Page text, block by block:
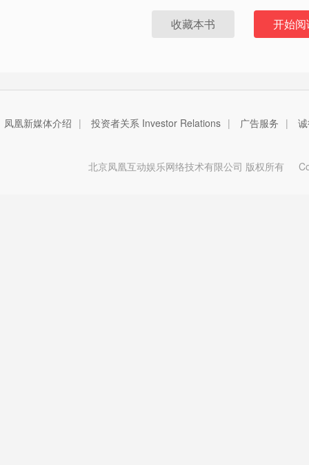
收藏本书 开始阅
凤凰新媒体介绍 | 投资者关系 Investor Relations | 广告服务 |
北京凤凰互动娱乐网络技术有限公司 版权所有